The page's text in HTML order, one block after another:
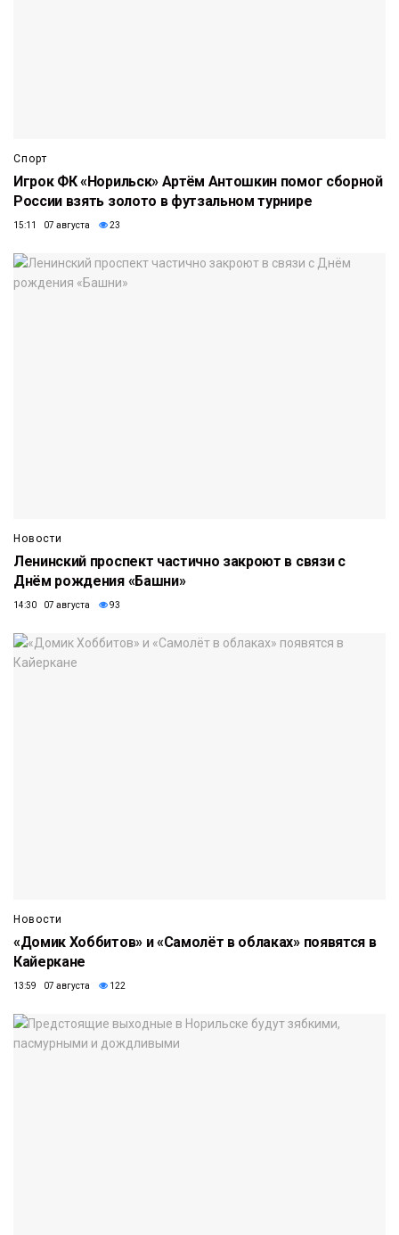
Спорт
Игрок ФК «Норильск» Артём Антошкин помог сборной
России взять золото в футзальном турнире
15:11 07 августа 23
Новости
Ленинский проспект частично закроют в связи с
Днём рождения «Башни»
14:30 07 августа 93
Новости
«Домик Хоббитов» и «Самолёт в облаках» появятся в
Кайеркане
13:59 07 августа 122